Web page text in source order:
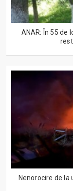
ANAR: În 55 de
Nenorocire de la